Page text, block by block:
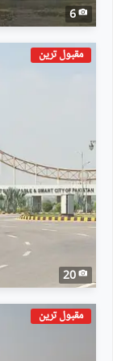
6
مقبول ترین
20
مقبول ترین